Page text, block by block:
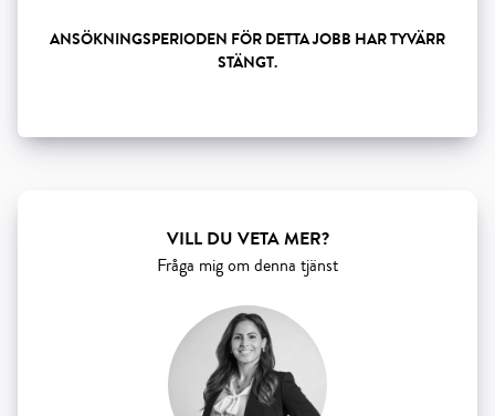
VILL DU VETA MER?
Fråga mig om denna tjänst
ANSÖKNINGSPERIODEN FÖR DETTA JOBB HAR TYVÄRR
STÄNGT.